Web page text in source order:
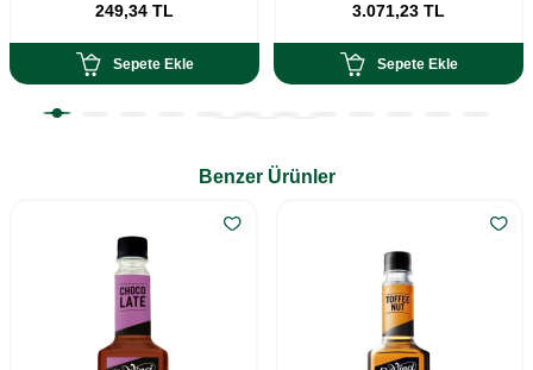
249,34 TL
Sepete Ekle
3.071,23 TL
Sepete Ekle
Benzer Ürünler